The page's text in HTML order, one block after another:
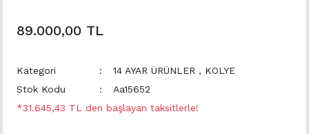
89.000,00 TL
Kategori 14 AYAR ÜRÜNLER , KOLYE
Stok Kodu
Aa15652
*31.645,43 TL den başlayan taksitlerle!